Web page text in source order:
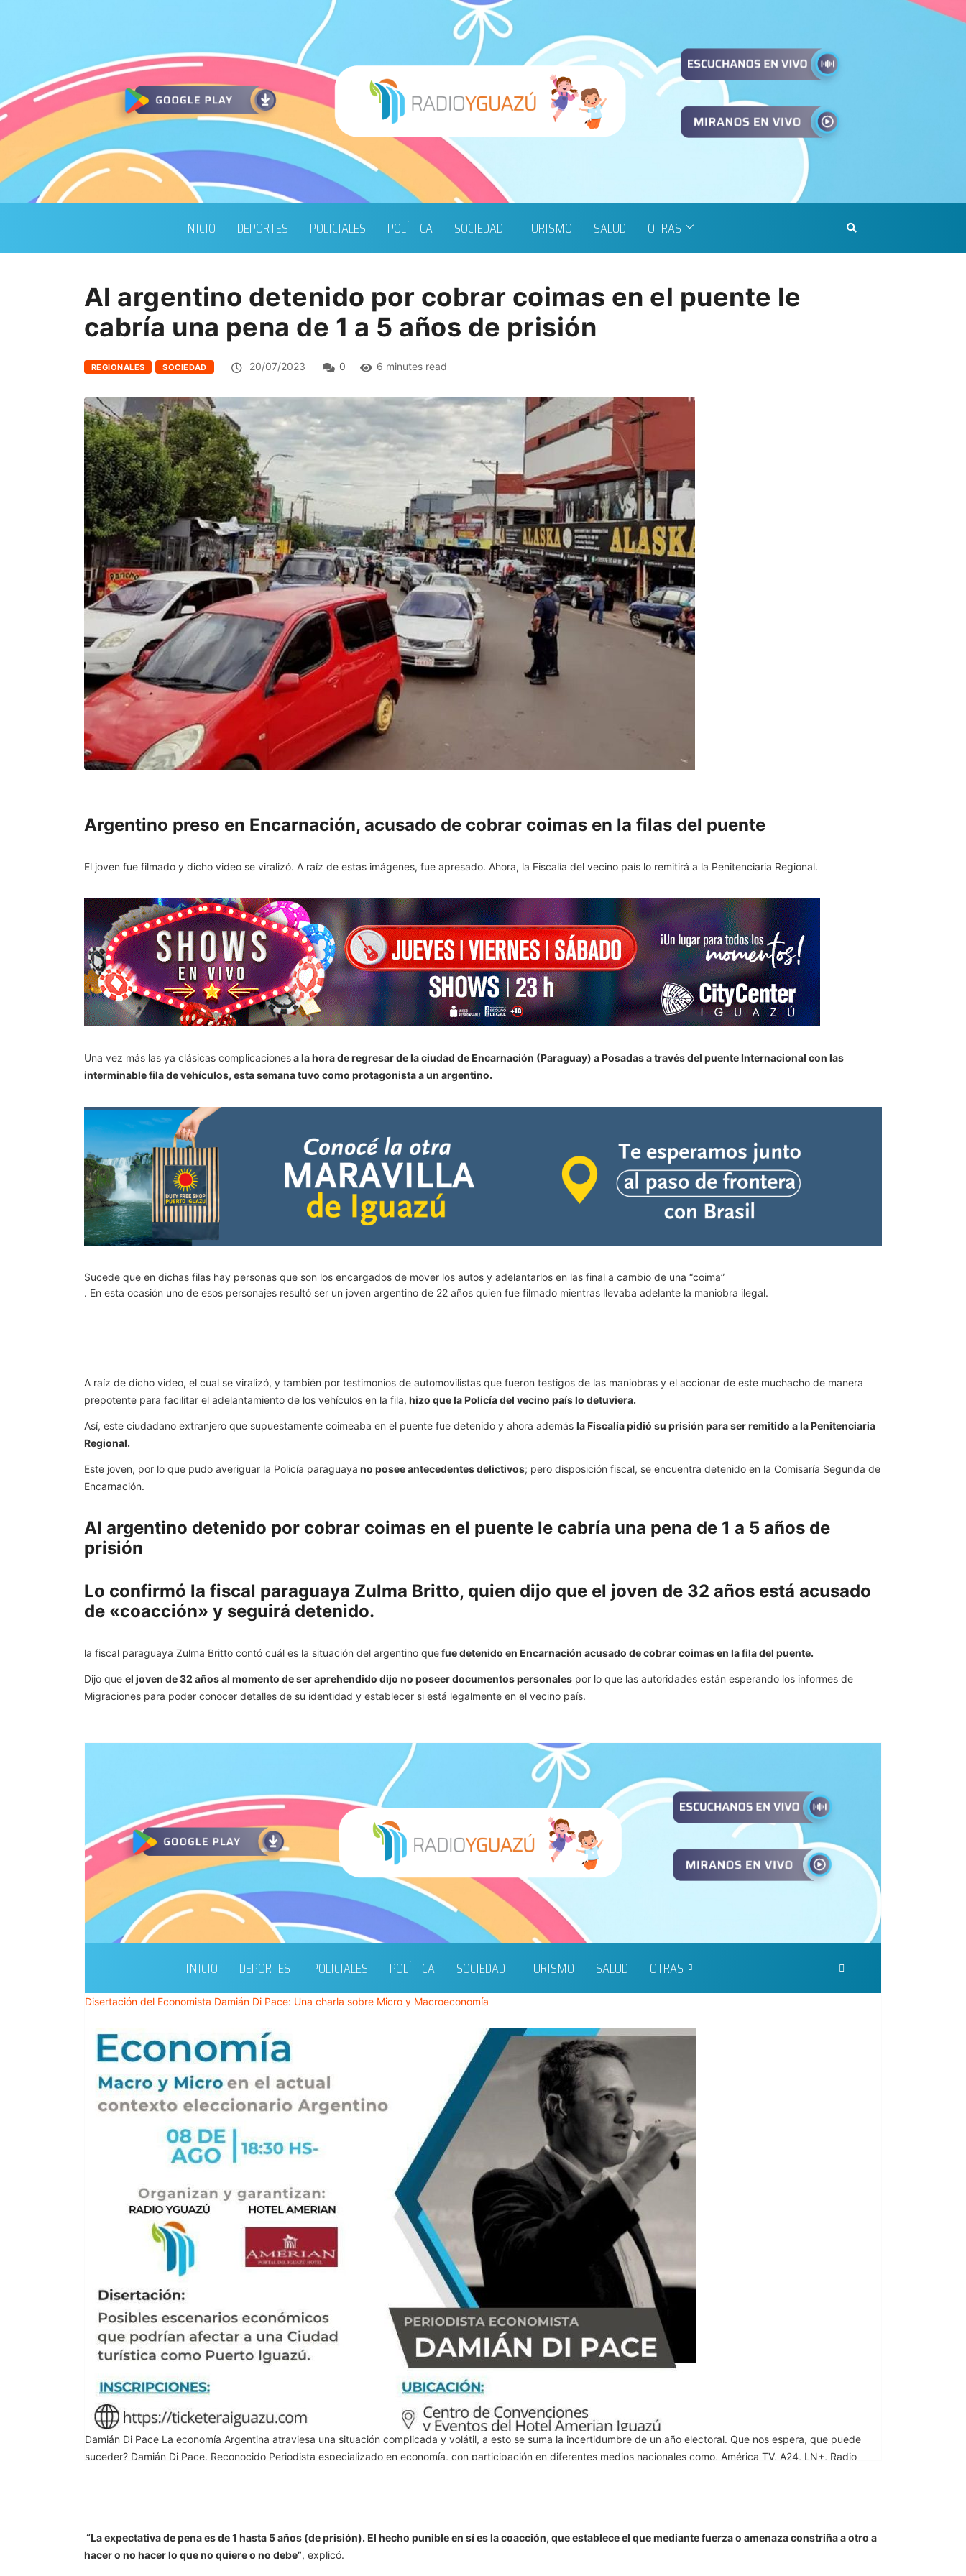
INICIO DEPORTES POLICIALES POLÍTICA SOCIEDAD TURISMO SALUD OTRAS
Al argentino detenido por cobrar coimas en el puente le
cabría una pena de 1 a 5 años de prisión
REGIONALES SOCIEDAD 20/07/2023 0 6 minutes read
Argentino preso en Encarnación, acusado de cobrar coimas en la filas del puente
El joven fue filmado y dicho video se viralizó. A raíz de estas imágenes, fue apresado. Ahora, la Fiscalía del vecino país lo remitirá a la Penitenciaria Regional.
Una vez más las ya clásicas complicacionesa la hora de regresar de la ciudad de Encarnación (Paraguay) a Posadas a través del puente Internacional con las
interminable fila de vehículos, esta semana tuvo como protagonista a un argentino.
Sucede que en dichas filas hay personas que son los encargados de mover los autos y adelantarlos en las final a cambio de una “coima”
. En esta ocasión uno de esos personajes resultó ser un joven argentino de 22 años quien fue filmado mientras llevaba adelante la maniobra ilegal.
A raíz de dicho video, el cual se viralizó, y también por testimonios de automovilistas que fueron testigos de las maniobras y el accionar de este muchacho de manera
prepotente para facilitar el adelantamiento de los vehículos en la fila, hizo que la Policía del vecino país lo detuviera.
Así, este ciudadano extranjero que supuestamente coimeaba en el puente fue detenido y ahora además la Fiscalía pidió su prisión para ser remitido a la Penitenciaria
Regional.
Este joven, por lo que pudo averiguar la Policía paraguaya no posee antecedentes delictivos; pero disposición fiscal, se encuentra detenido en la Comisaría Segunda de
Encarnación.
Al argentino detenido por cobrar coimas en el puente le cabría una pena de 1 a 5 años de
prisión
Lo confirmó la fiscal paraguaya Zulma Britto, quien dijo que el joven de 32 años está acusado
de «coacción» y seguirá detenido.
la fiscal paraguaya Zulma Britto contó cuál es la situación del argentino quefue detenido en Encarnación acusado de cobrar coimas en la fila del puente.
Dijo que el joven de 32 años al momento de ser aprehendido dijo no poseer documentos personales por lo que las autoridades están esperando los informes de
Migraciones para poder conocer detalles de su identidad y establecer si está legalmente en el vecino país.
“La expectativa de pena es de 1 hasta 5 años (de prisión). El hecho punible en sí es la coacción, que establece el que mediante fuerza o amenaza constriña a otro a
hacer o no hacer lo que no quiere o no debe”, explicó.